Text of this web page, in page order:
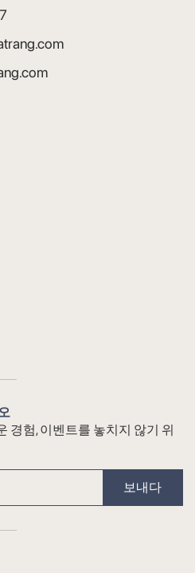
)
터; 체크아웃: 12:00 이전
경험, 이벤트를 놓치지 않기 위
보내다